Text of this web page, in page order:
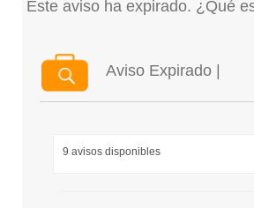
Este aviso ha expirado. ¿Qué
Aviso Expirado |
9 avisos disponibles